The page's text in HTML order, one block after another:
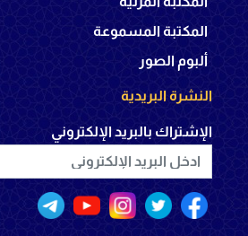
المكتبة المسموعة
ألبوم الصور
النشرة البريدية
الإشتراك بالبريد الإلكتروني